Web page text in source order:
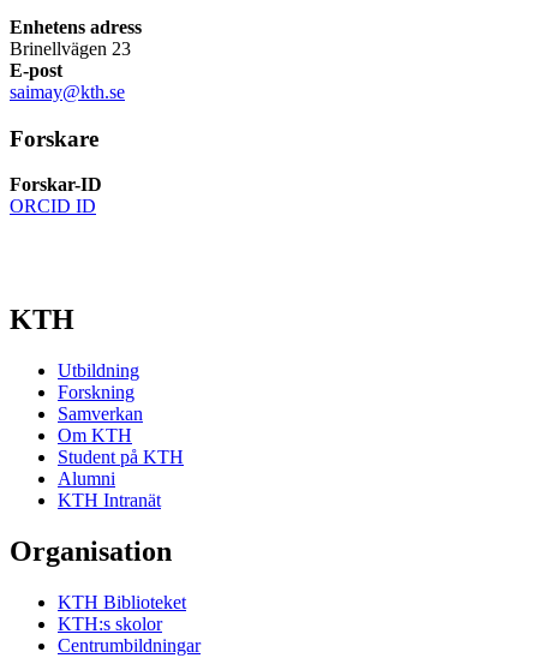
Enhetens adress
Brinellvägen 23
E-post
saimay@kth.se
Forskare
Forskar-ID
ORCID ID
KTH
Utbildning
Forskning
Samverkan
Om KTH
Student på KTH
Alumni
KTH Intranät
Organisation
KTH Biblioteket
KTH:s skolor
Centrumbildningar